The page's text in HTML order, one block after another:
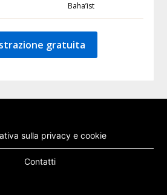
Baha’ist
gratuita
sulla privacy e cookie
Contatti